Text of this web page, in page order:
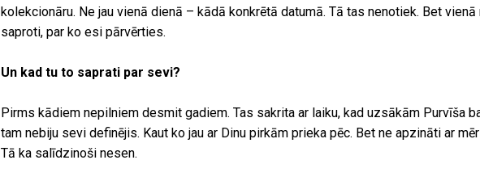
kolekcionāru. Ne jau vienā dienā – kādā konkrētā datumā. Tā tas nenotiek. Bet vienā
saproti, par ko esi pārvērties.
Un kad tu to saprati par sevi?
Pirms kādiem nepilniem desmit gadiem. Tas sakrita ar laiku, kad uzsākām Purvīša
tam nebiju sevi definējis. Kaut ko jau ar Dinu pirkām prieka pēc. Bet ne apzināti ar
Tā ka salīdzinoši nesen.